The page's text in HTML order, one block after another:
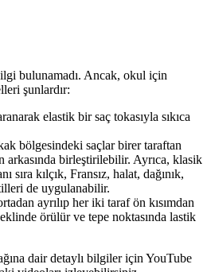
bulunamadı. Ancak, okul için
şunlardır:
elastik bir saç tokasıyla sıkıca
bölgesindeki saçlar birer taraftan
arkasında birleştirilebilir. Ayrıca, klasik
sıra kılçık, Fransız, halat, dağınık,
de uygulanabilir.
ayrılıp her iki taraf ön kısımdan
örülür ve tepe noktasında lastik
dair detaylı bilgiler için YouTube